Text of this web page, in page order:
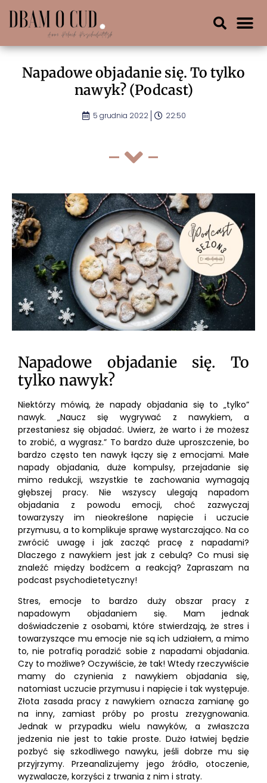
Napadowe objadanie się. To tylko
nawyk? (Podcast)
5 grudnia 2022 22:50
Napadowe objadanie się. To
tylko nawyk?
Niektórzy mówią, że napady objadania się to „tylko”
nawyk. „Naucz się wygrywać z nawykiem, a
przestaniesz się objadać. Uwierz, że warto i że możesz
to zrobić, a wygrasz.” To bardzo duże uproszczenie, bo
bardzo często ten nawyk łączy się z emocjami. Małe
napady objadania, duże kompulsy, przejadanie się
mimo redukcji, wszystkie te zachowania wymagają
głębszej pracy. Nie wszyscy ulegają napadom
objadania z powodu emocji, choć zazwyczaj
towarzyszy im nieokreślone napięcie i uczucie
przymusu, a to komplikuje sprawę wystarczająco. Na co
zwrócić uwagę i jak zacząć pracę z napadami?
Dlaczego z nawykiem jest jak z cebulą? Co musi się
znaleźć między bodźcem a reakcją? Zapraszam na
podcast psychodietetyczny!
Stres, emocje to bardzo duży obszar pracy z
napadowym objadaniem się. Mam jednak
doświadczenie z osobami, które stwierdzają, że stres i
towarzyszące mu emocje nie są ich udziałem, a mimo
to, nie potrafią poradzić sobie z napadami objadania.
Czy to możliwe? Oczywiście, że tak! Wtedy rzeczywiście
mamy do czynienia z nawykiem objadania się,
natomiast uczucie przymusu i napięcie i tak występuje.
Złota zasada pracy z nawykiem oznacza zamianę go
na inny, zamiast próby po prostu zrezygnowania.
Jednak w przypadku wielu nawyków, a zwłaszcza
jedzenia nie jest to takie proste. Dużo łatwiej będzie
pozbyć się szkodliwego nawyku, jeśli dobrze mu się
przyjrzymy. Przeanalizujemy jego źródło, otoczenie,
wyzwalacze, korzyści z trwania z nim i straty.